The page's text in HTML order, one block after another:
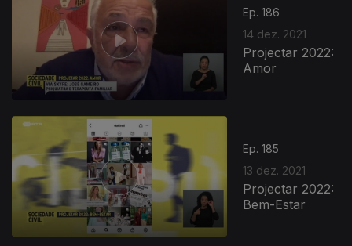
Ep. 186
14 dez. 2021
Projectar 2022:
Amor
Ep. 185
13 dez. 2021
Projectar 2022:
Bem-Estar